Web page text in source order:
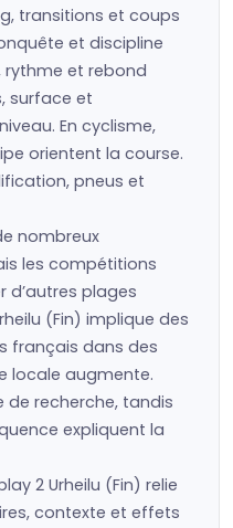
transitions et coups
et discipline
rythme et rebond
surface et
En cyclisme,
orientent la course.
pneus et
nombreux
les compétitions
plages
(Fin) implique des
français dans des
locale augmente.
de recherche, tandis
expliquent la
2 Urheilu (Fin) relie
contexte et effets